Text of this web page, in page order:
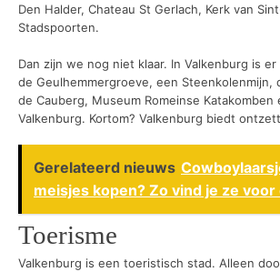
Den Halder, Chateau St Gerlach, Kerk van
Stadspoorten.
Dan zijn we nog niet klaar. In Valkenburg is
de Geulhemmergroeve, een Steenkolenmijn,
de Cauberg, Museum Romeinse Katakomben
Valkenburg. Kortom? Valkenburg biedt
Gerelateerd nieuws
meisjes kopen? Zo vind je ze
Toerisme
Valkenburg is een toeristisch stad. Alleen